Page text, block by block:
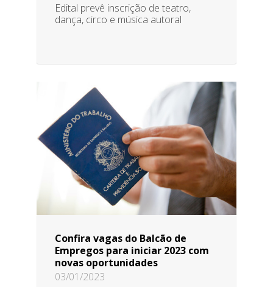
Edital prevê inscrição de teatro,
dança, circo e música autoral
Confira vagas do Balcão de
Empregos para iniciar 2023 com
novas oportunidades
03/01/2023